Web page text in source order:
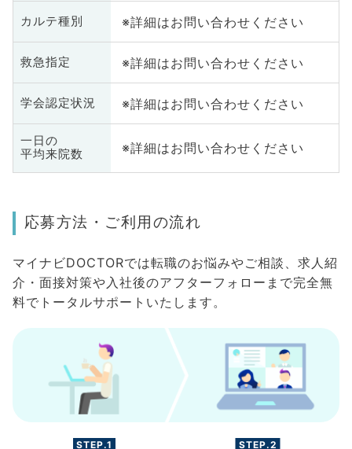
カルテ種別 ※詳細はお問い合わせください
救急指定 ※詳細はお問い合わせください
学会認定状況 ※詳細はお問い合わせください
一日の
平均来院数
※詳細はお問い合わせください
応募方法・ご利用の流れ
マイナビDOCTORでは転職のお悩みやご相談、求人紹
介・面接対策や入社後のアフターフォローまで完全無
料でトータルサポートいたします。
STEP.1 STEP.2